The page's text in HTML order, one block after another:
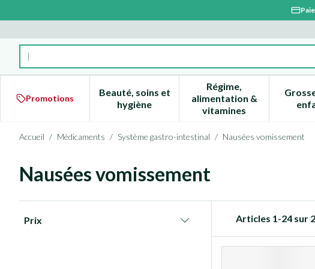
Rechercher
Promotions
Beauté, soins et
hygièneAfficher le sous-menu pour la catégorie
Régime,
alimentation &
vitamines
Afficher le sous-
Accueil / Médicaments / Système gastro-intestinal / Nausées vomissement
Nausées vomissement
Prix
Articles 1-24 sur